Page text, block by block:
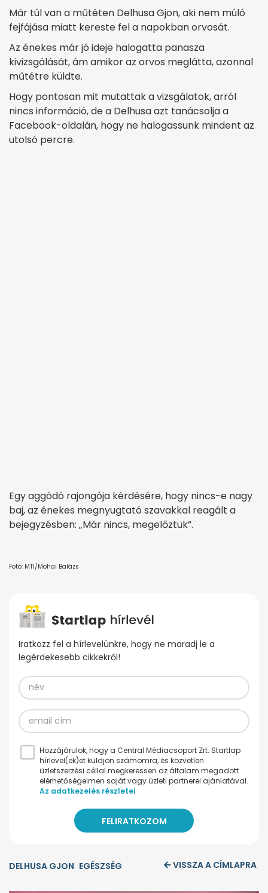
Már túl van a műtéten Delhusa Gjon, aki nem múló
fejfájása miatt kereste fel a napokban orvosát.
Az énekes már jó ideje halogatta panasza
kivizsgálását, ám amikor az orvos meglátta, azonnal
műtétre küldte.
Hogy pontosan mit mutattak a vizsgálatok, arról
nincs információ, de a Delhusa azt tanácsolja a
Facebook-oldalán, hogy ne halogassunk mindent az
utolsó percre.
Egy aggódó rajongója kérdésére, hogy nincs-e nagy
baj, az énekes megnyugtató szavakkal reagált a
bejegyzésben: „Már nincs, megelőztük”.
Fotó: MTI/Mohai Balázs
Iratkozz fel a hírlevelünkre, hogy ne maradj le a
legérdekesebb cikkekről!
Hozzájárulok, hogy a Central Médiacsoport Zrt. Startlap
hírlevel(ek)et küldjön számomra, és közvetlen
üzletszerzési céllal megkeressen az általam megadott
elérhetőségeimen saját vagy üzleti partnerei ajánlatával.
Az adatkezelés részletei
DELHUSA GJON EGÉSZSÉG VISSZA A CÍMLAPRA